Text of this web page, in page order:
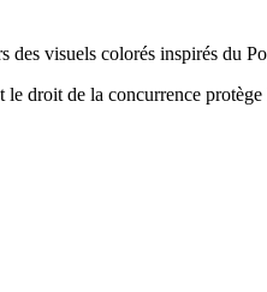
visuels colorés inspirés du
droit de la concurrence